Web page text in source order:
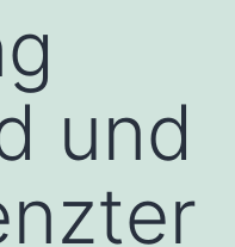
und